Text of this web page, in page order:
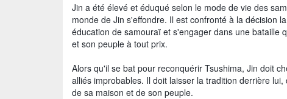
Jin a été élevé et éduqué selon le mode de vie des
monde de Jin s'effondre. Il est confronté à la décision
éducation de samouraï et s'engager dans une bataille
et son peuple à tout prix.
Alors qu'il se bat pour reconquérir Tsushima, Jin doit
alliés improbables. Il doit laisser la tradition derrière
de sa maison et de son peuple.